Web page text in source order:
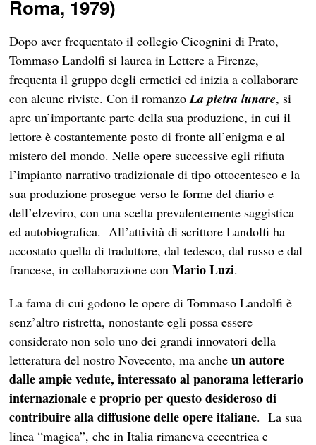
Roma, 1979)
Dopo aver frequentato il collegio Cicognini di Prato,
Tommaso Landolfi si laurea in Lettere a Firenze,
frequenta il gruppo degli ermetici ed inizia a collaborare
con alcune riviste. Con il romanzoLa pietra lunare, si
apre un’importante parte della sua produzione, in cui il
lettore è costantemente posto di fronte all’enigma e al
mistero del mondo. Nelle opere successive egli rifiuta
l’impianto narrativo tradizionale di tipo ottocentesco e la
sua produzione prosegue verso le forme del diario e
dell’elzeviro, con una scelta prevalentemente saggistica
ed autobiografica. All’attività di scrittore Landolfi ha
accostato quella di traduttore, dal tedesco, dal russo e dal
francese, in collaborazione conMario Luzi.
La fama di cui godono le opere di Tommaso Landolfi è
senz’altro ristretta, nonostante egli possa essere
considerato non solo uno dei grandi innovatori della
letteratura del nostro Novecento, ma anche un autore
dalle ampie vedute, interessato al panorama letterario
internazionale e proprio per questo desideroso di
contribuire alla diffusione delle opere italiane. La sua
linea “magica”, che in Italia rimaneva eccentrica e